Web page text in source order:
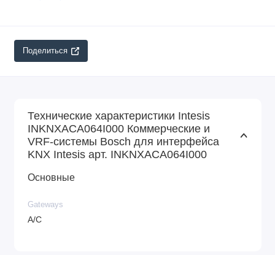
Поделиться
Технические характеристики Intesis
INKNXACA064I000 Коммерческие и
VRF-системы Bosch для интерфейса
KNX Intesis арт. INKNXACA064I000
Основные
Gateways
A/C